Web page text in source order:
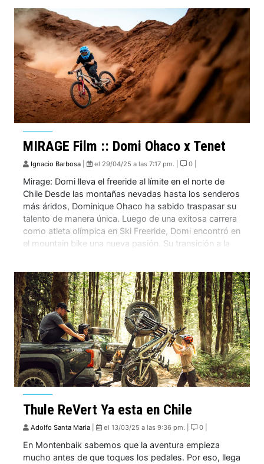
MIRAGE Film :: Domi Ohaco x Tenet
Ignacio Barbosa el 29/04/25 a las 7:17 pm. | 0 |
Mirage: Domi lleva el freeride al límite en el norte de
Chile Desde las montañas nevadas hasta los senderos
más áridos, Dominique Ohaco ha sabido traspasar su
talento de manera única. Luego de una exitosa carrera
como atleta olímpica en Ski Freeride, Domi encontró en
el mountain bike una nueva pasión. Su transición a la
Thule ReVert Ya esta en Chile
Adolfo Santa Maria el 13/03/25 a las 9:36 pm. | 0 |
En Montenbaik sabemos que la aventura empieza
mucho antes de que toques los pedales. Por eso, llega